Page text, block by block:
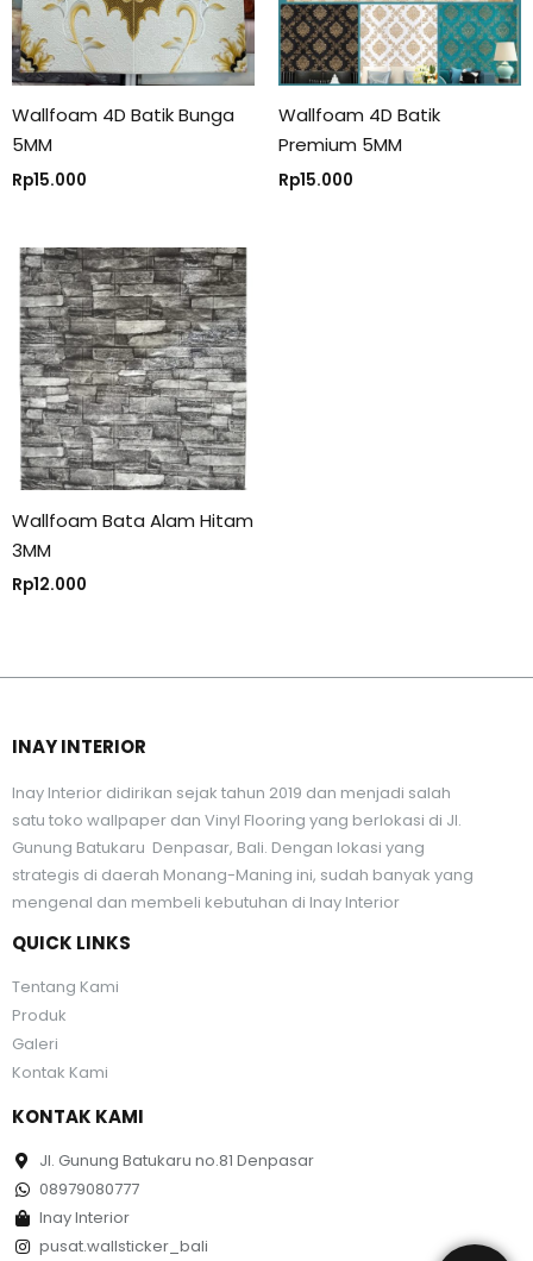
Wallfoam 4D Batik Bunga
5MM
Rp15.000
Wallfoam 4D Batik
Premium 5MM
Rp15.000
Wallfoam Bata Alam Hitam
3MM
Rp12.000
INAY INTERIOR
Inay Interior didirikan sejak tahun 2019 dan menjadi salah
satu toko wallpaper dan Vinyl Flooring yang berlokasi di Jl.
Gunung Batukaru Denpasar, Bali. Dengan lokasi yang
strategis di daerah Monang-Maning ini, sudah banyak yang
mengenal dan membeli kebutuhan di Inay Interior
QUICK LINKS
Tentang Kami
Produk
Galeri
Kontak Kami
KONTAK KAMI
Jl. Gunung Batukaru no.81 Denpasar
08979080777
Inay Interior
pusat.wallsticker_bali